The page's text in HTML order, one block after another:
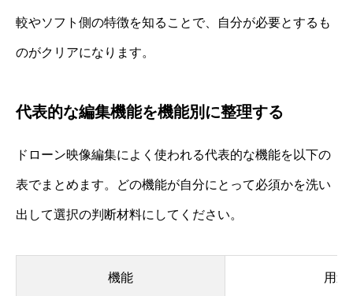
較やソフト側の特徴を知ることで、自分が必要とするも
のがクリアになります。
代表的な編集機能を機能別に整理する
ドローン映像編集によく使われる代表的な機能を以下の
表でまとめます。どの機能が自分にとって必須かを洗い
出して選択の判断材料にしてください。
機能 用途